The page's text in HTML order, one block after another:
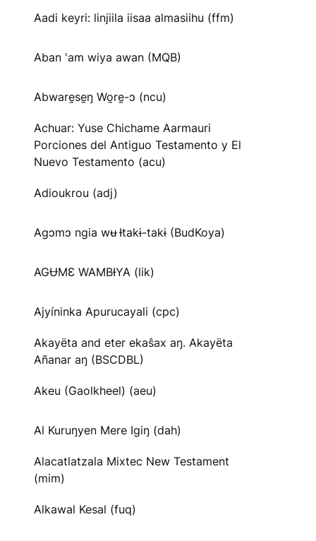
Aadi keyri: linjiila iisaa almasiihu (ffm)
Aban 'am wiya awan (MQB)
Abware̱se̱ŋ Wo̱re̱-ɔ (ncu)
Achuar: Yuse Chichame Aarmauri
Porciones del Antiguo Testamento y El
Nuevo Testamento (acu)
Adioukrou (adj)
Agɔmɔ ngia wʉ Ɨtakɨ-takɨ (BudKoya)
AGɄMƐ WAMBƗYA (lik)
Ajyíninka Apurucayali (cpc)
Akayëta and eter ekaŝax aŋ. Akayëta
Añanar aŋ (BSCDBL)
Akeu (Gaolkheel) (aeu)
Al Kuruŋyen Mere Igiŋ (dah)
Alacatlatzala Mixtec New Testament
(mim)
Alkawal Kesal (fuq)